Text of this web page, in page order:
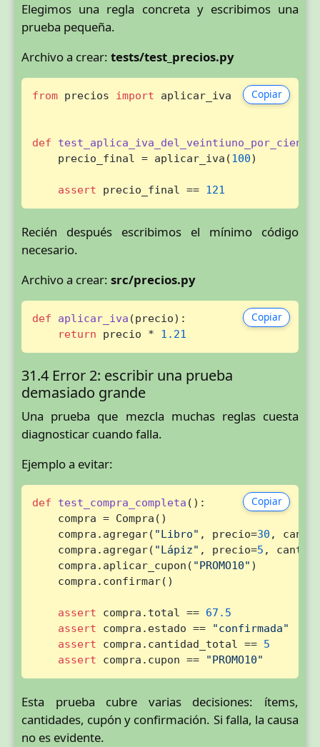
Elegimos una regla concreta y escribimos una
prueba pequeña.
Archivo a crear: tests/test_precios.py
Copiar
from precios import aplicar_iva
def test_aplica_iva_del_veintiuno_por_ciento
    precio_final = aplicar_iva(
100)
assert precio_final == 121
Recién después escribimos el mínimo código
necesario.
Archivo a crear: src/precios.py
Copiar
def aplicar_iva (precio):
return precio * 1.21
31.4 Error 2: escribir una prueba
demasiado grande
Una prueba que mezcla muchas reglas cuesta
diagnosticar cuando falla.
Ejemplo a evitar:
Copiar
def test_compra_completa ():
    compra = Compra()
    compra.agregar(
"Libro" , precio=30 ,
    compra.agregar(
"Lápiz" , precio=5 ,
    compra.aplicar_cupon(
"PROMO10" )
    compra.confirmar()
assert compra.total == 67.5
assert compra.estado ==
"confirmada"
assert compra.cantidad_total == 5
assert compra.cupon == "PROMO10"
Esta prueba cubre varias decisiones: ítems,
cantidades, cupón y confirmación. Si falla, la causa
no es evidente.